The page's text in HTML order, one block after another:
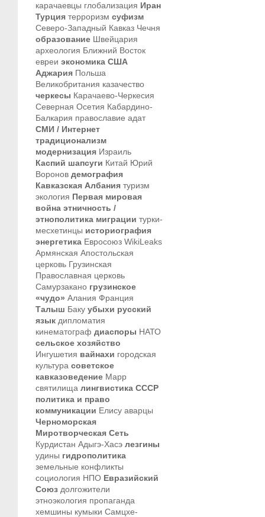
карачаевцы глобализация Иран
Турция терроризм суфизм
Северо-Западный Кавказ Чечня
образование Швейцария
археология Ближний Восток
евреи экономика США
Аджария Польша
Великобритания казачество
черкесы Карачаево-Черкесия
Северная Осетия Кабардино-
Балкария православие адат
СМИ / Интернет
традиционализм
модернизация Израиль
Каспий шапсуги Китай Юрий
Воронов демография
Кавказская Албания туризм
экология Первая мировая
война этничность /
этнополитика миграции турки-
месхетинцы историография
энергетика Евросоюз WikiLeaks
Армянская Апостольская
церковь Грузинская
Православная церковь
Самурзакано грузинское
«чудо» Алания Франция
Талыш Баку убыхи русский
язык дипломатия
кинематограф диаспоры НАТО
сельское хозяйство
Ингушетия вайнахи городская
культура советское
кавказоведение Марр
святилища лингвистика СССР
политика и право
коммуникации Елису аварцы
Черноморская
Миротворческая Сеть
Курдистан Адыгэ-Хасэ лезгины
удины гидрополитика
земельные конфликты
социология НПО Евразийский
Союз долгожители
этноэкология пропаганда
хемшины кумыки Самцхе-